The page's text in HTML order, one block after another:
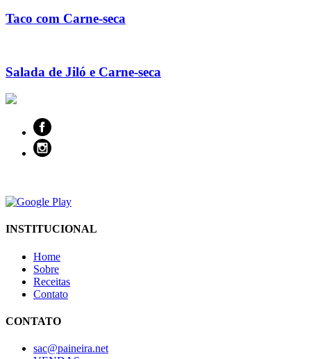
Taco com Carne-seca
Salada de Jiló e Carne-seca
INSTITUCIONAL
Home
Sobre
Receitas
Contato
CONTATO
sac@paineira.net